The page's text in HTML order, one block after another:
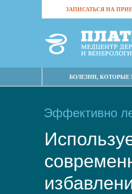
ЗАПИСАТЬСЯ НА
БОЛЕЗНИ,
Эффективно